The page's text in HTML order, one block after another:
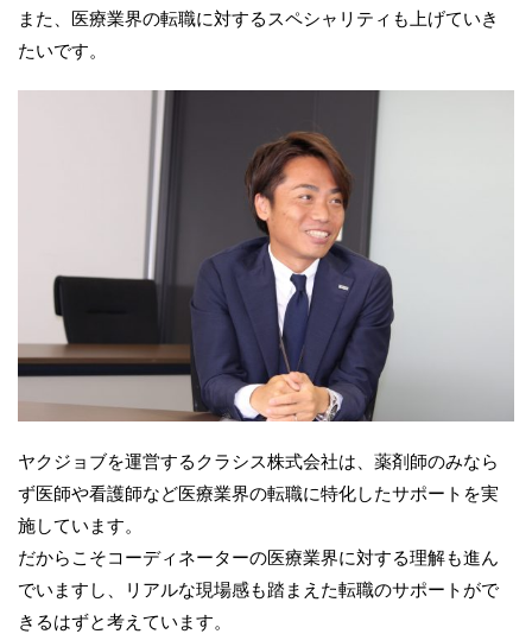
また、医療業界の転職に対するスペシャリティも上げていき
たいです。
ヤクジョブを運営するクラシス株式会社は、薬剤師のみなら
ず医師や看護師など医療業界の転職に特化したサポートを実
施しています。
だからこそコーディネーターの医療業界に対する理解も進ん
でいますし、リアルな現場感も踏まえた転職のサポートがで
きるはずと考えています。